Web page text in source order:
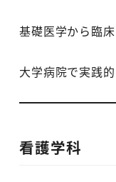
基礎医学から臨
大学病院で実践
看護学科